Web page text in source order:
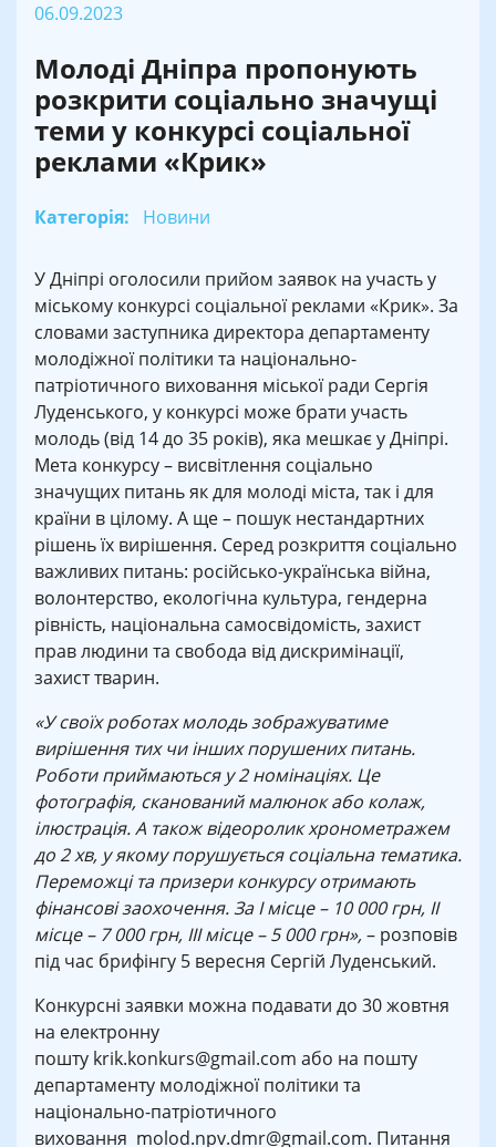
06.09.2023
Молоді Дніпра пропонують
розкрити соціально значущі
теми у конкурсі соціальної
реклами «Крик»
Категорія: Новини
У Дніпрі оголосили прийом заявок на участь у
міському конкурсі соціальної реклами «Крик». За
словами заступника директора департаменту
молодіжної політики та національно-
патріотичного виховання міської ради Сергія
Луденського, у конкурсі може брати участь
молодь (від 14 до 35 років), яка мешкає у Дніпрі.
Мета конкурсу – висвітлення соціально
значущих питань як для молоді міста, так і для
країни в цілому. А ще – пошук нестандартних
рішень їх вирішення. Серед розкриття соціально
важливих питань: російсько-українська війна,
волонтерство, екологічна культура, гендерна
рівність, національна самосвідомість, захист
прав людини та свобода від дискримінації,
захист тварин.
«У своїх роботах молодь зображуватиме
вирішення тих чи інших порушених питань.
Роботи приймаються у 2 номінаціях. Це
фотографія, сканований малюнок або колаж,
ілюстрація. А також відеоролик хронометражем
до 2 хв, у якому порушується соціальна тематика.
Переможці та призери конкурсу отримають
фінансові заохочення. За І місце – 10 000 грн, ІІ
місце – 7 000 грн, ІІІ місце – 5 000 грн»,– розповів
під час брифінгу 5 вересня Сергій Луденський.
Конкурсні заявки можна подавати до 30 жовтня
на електронну
пошту krik.konkurs@gmail.com або на пошту
департаменту молодіжної політики та
національно-патріотичного
виховання molod.npv.dmr@gmail.com. Питання